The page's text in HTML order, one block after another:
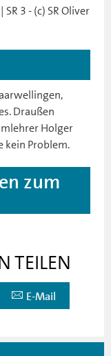
3 - (c) SR Oliver
Draußen
Holger
kein Problem.
zum
TEILEN
E-Mail